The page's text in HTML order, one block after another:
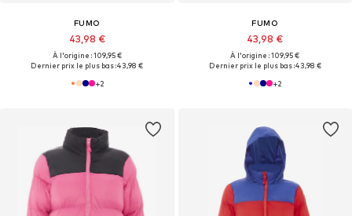
FUMO
43,98 €
À l'origine : 109,95 €
Dernier prix le plus bas :43,98 €
+2
FUMO
43,98 €
À l'origine : 109,95 €
Dernier prix le plus bas :43,98 €
+2